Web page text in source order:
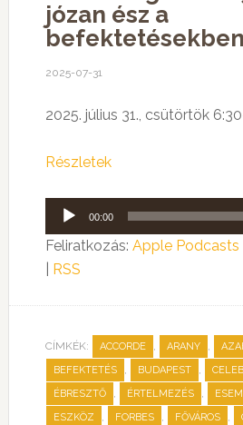
józan ész a
befektetésekben
2025-07-31
2025. július 31., csütörtök
Részletek
Audió
lejátszó
00:00
Feliratkozás: Apple Podcasts
RSS
CÍMKÉK: ACCORDE , ARANY ,
BEFEKTETÉS , BUDAPEST , CELEB
ÉBRESZTŐ , ÉRTELMEZÉS ,
ESZKÖZ , FORBES , FŐVÁROS ,